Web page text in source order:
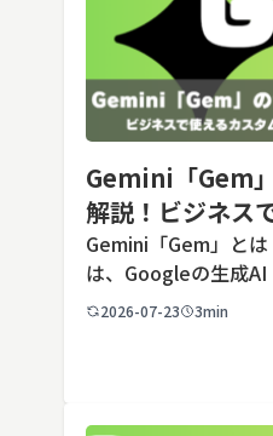
Gemini「Gem
解説！ビジネス
AIの設定手順と
Gemini「Gem」と
は、Googleの生成
用途に合わせてカス
2026-07-23 3min